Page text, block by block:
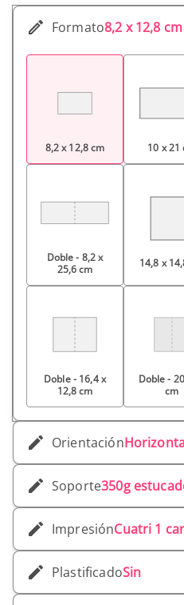
Formato8,2 x 12,8 cm
8,2 x 12,8 cm 10 x 21
Doble - 8,2 x
25,6 cm
14,8 x
Doble - 16,4 x
12,8 cm
Doble -
cm
Orientación
Soporte350g
ImpresiónCuatri 1
PlastificadoSin